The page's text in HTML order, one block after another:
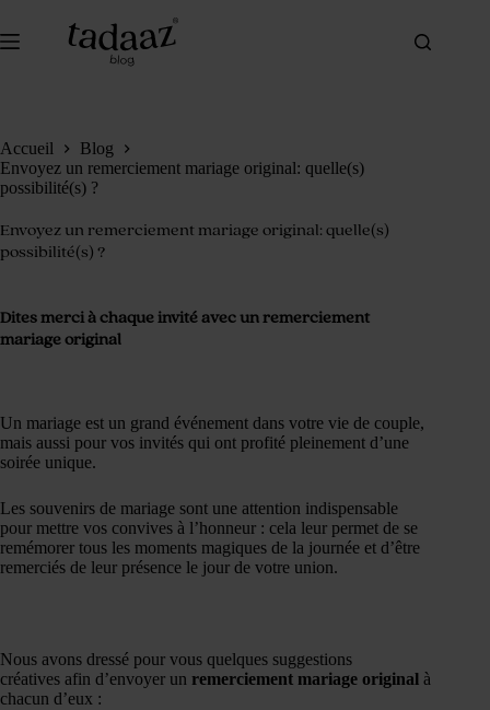
contenu
Accueil
Blog
Envoyez un remerciement mariage original: quelle(s)
possibilité(s) ?
Envoyez un remerciement mariage original: quelle(s)
possibilité(s) ?
Dites merci à chaque invité avec un remerciement
mariage original
Un mariage est un grand événement dans votre vie de couple,
mais aussi pour vos invités qui ont profité pleinement d’une
soirée unique.
Les souvenirs de mariage sont une attention indispensable
pour mettre vos convives à l’honneur : cela leur permet de se
remémorer tous les moments magiques de la journée et d’être
remerciés de leur présence le jour de votre union.
Nous avons dressé pour vous quelques suggestions
créatives afin d’envoyer un remerciement mariage original à
chacun d’eux :